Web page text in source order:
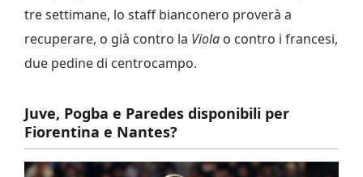
tre settimane, lo staff bianconero proverà a
recuperare, o già contro la Viola o contro i francesi,
due pedine di centrocampo.
Juve, Pogba e Paredes disponibili per
Fiorentina e Nantes?